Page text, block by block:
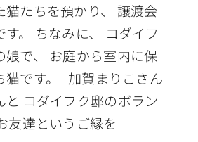
たちを預かり、 譲渡会
。 ちなみに、 コダイフ
娘で、 お庭から室内に保
猫です。 加賀まりこさん
と コダイフク邸のボラン
友達というご縁を